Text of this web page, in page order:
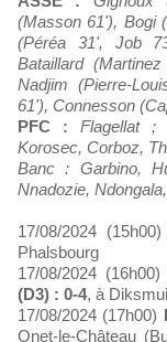
(Masson 61'), Bogi
(Péréa 31', Job
Bataillard
Nadjim (Pierre-
61'), Connesson
PFC :
Flagellat ;
Korosec, Corboz,
Banc : Garbino,
Nnadozie,
17/08/2024 (15h00)
Phalsbourg
17/08/2024 (16h00)
(D3) : 0-4, à
17/08/2024 (17h00)
Onet-le-Château